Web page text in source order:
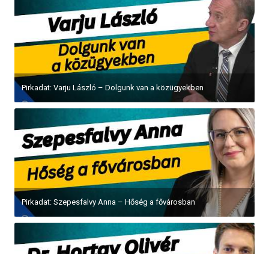
Pirkadat: Varju László – Dolgunk van a közügyekben
Pirkadat: Szepesfalvy Anna – Hőség a fővárosban